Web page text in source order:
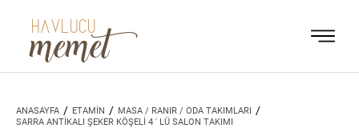
HAVLUCU
memet
ANASAYFA / ETAMİN / MASA / RANIR / ODA TAKIMLARI /
SARRA ANTİKALI ŞEKER KÖŞELİ 4 ' LÜ SALON TAKIMI